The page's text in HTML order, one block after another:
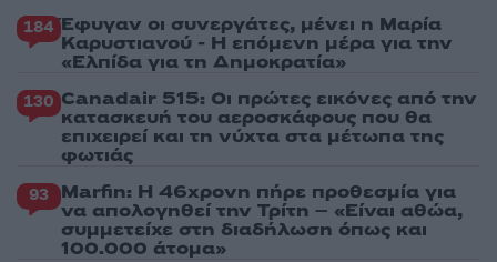
184 Έφυγαν οι συνεργάτες, μένει η Μαρία
Καρυστιανού - Η επόμενη μέρα για την
«Ελπίδα για τη Δημοκρατία»
130 Canadair 515: Οι πρώτες εικόνες από την
κατασκευή του αεροσκάφους που θα
επιχειρεί και τη νύχτα στα μέτωπα της
φωτιάς
93 Marfin: Η 46χρονη πήρε προθεσμία για
να απολογηθεί την Τρίτη – «Είναι αθώα,
συμμετείχε στη διαδήλωση όπως και
100.000 άτομα»